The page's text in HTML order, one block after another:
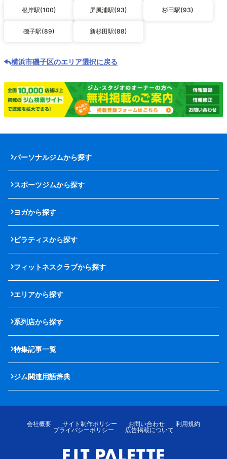
根岸駅(100) 屏風浦駅(93) 杉田駅(93)
磯子駅(89) 新杉田駅(88)
横浜市磯子区のエリア選択に戻る
パーソナルジムから探す
スポーツジムから探す
ヨガから探す
ピラティスから探す
フィットネスクラブから探す
エリアから探す
系列店から探す
特集記事一覧
ジム関連用語辞典
会社概要 サイト制作ポリシー お問い合わせ
利用規約
プライバシーポリシー
広告掲載について